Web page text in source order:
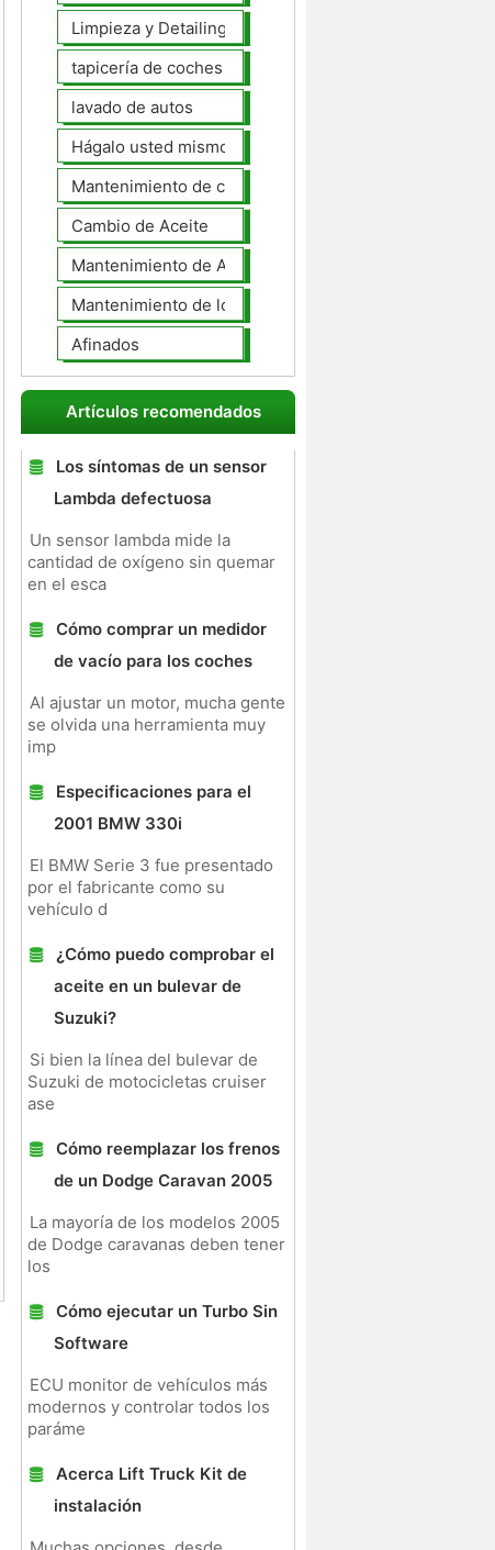
Limpieza y Detailing
tapicería de coches
lavado de autos
Hágalo usted mismo Mantenimiento de Automotores
Mantenimiento de coches General
Cambio de Aceite
Mantenimiento de Automotores Profesional
Mantenimiento de los neumáticos
Afinados
Artículos recomendados
Los síntomas de un sensor
Lambda defectuosa
Un sensor lambda mide la
cantidad de oxígeno sin quemar
en el esca
Cómo comprar un medidor
de vacío para los coches
Al ajustar un motor, mucha gente
se olvida una herramienta muy
imp
Especificaciones para el
2001 BMW 330i
El BMW Serie 3 fue presentado
por el fabricante como su
vehículo d
¿Cómo puedo comprobar el
aceite en un bulevar de
Suzuki?
Si bien la línea del bulevar de
Suzuki de motocicletas cruiser
ase
Cómo reemplazar los frenos
de un Dodge Caravan 2005
La mayoría de los modelos 2005
de Dodge caravanas deben tener
los
Cómo ejecutar un Turbo Sin
Software
ECU monitor de vehículos más
modernos y controlar todos los
paráme
Acerca Lift Truck Kit de
instalación